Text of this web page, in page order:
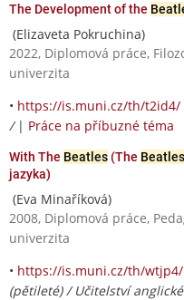
The Development of the
(Elizaveta Pokruchina)
2022, Diplomová práce,
univerzita
• https://is.muni.cz/th/t2id4/
/ | Práce na příbuzné téma
With The Beatles (The Beatles
jazyka)
(Eva Minaříková)
2008, Diplomová práce,
univerzita
• https://is.muni.cz/th/wtjp4/
(pětileté) / Učitelství